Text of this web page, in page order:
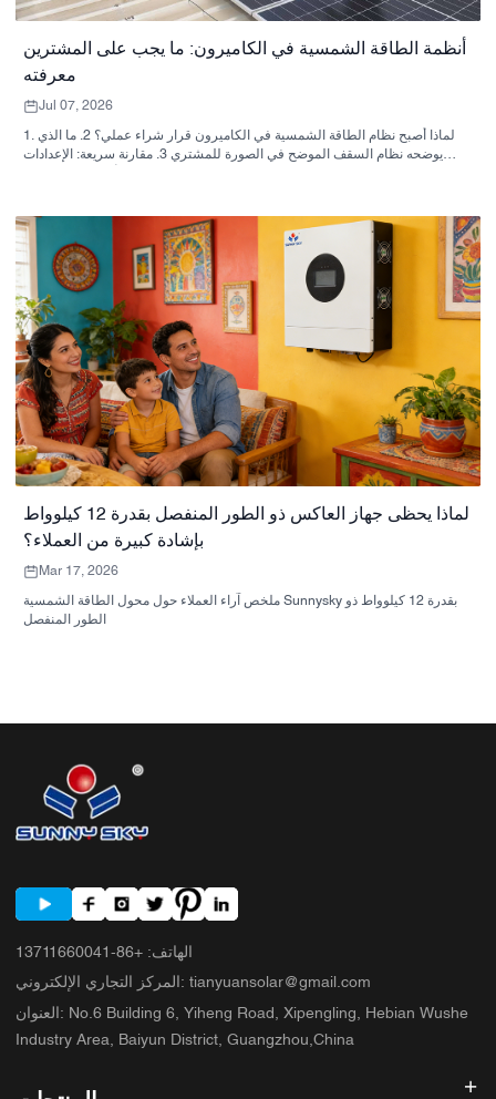
أنظمة الطاقة الشمسية في الكاميرون: ما يجب على المشترين
معرفته
Jul 07, 2026
1. لماذا أصبح نظام الطاقة الشمسية في الكاميرون قرار شراء عملي؟ 2. ما الذي
يوضحه نظام السقف الموضح في الصورة للمشتري 3. مقارنة سريعة: الإعدادات
لماذا يحظى جهاز العاكس ذو الطور المنفصل بقدرة 12 كيلوواط
بإشادة كبيرة من العملاء؟
Mar 17, 2026
ملخص آراء العملاء حول محول الطاقة الشمسية Sunnysky بقدرة 12 كيلوواط ذو
الطور المنفصل
الهاتف:
+86-13711660041
المركز التجاري الإلكتروني : tianyuansolar@gmail.com
العنوان : No.6 Building 6, Yiheng Road, Xipengling, Hebian Wushe
Industry Area, Baiyun District, Guangzhou,China